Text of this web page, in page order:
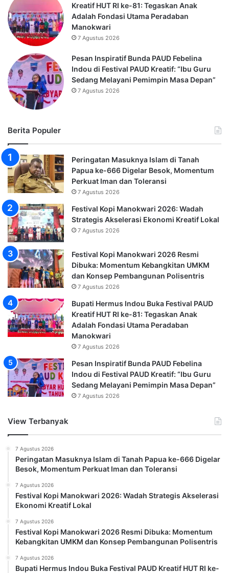
Kreatif HUT RI ke-81: Tegaskan Anak
Adalah Fondasi Utama Peradaban
Manokwari
7 Agustus 2026
Pesan Inspiratif Bunda PAUD Febelina
Indou di Festival PAUD Kreatif: “Ibu Guru
Sedang Melayani Pemimpin Masa Depan”
7 Agustus 2026
Berita Populer
Peringatan Masuknya Islam di Tanah
Papua ke-666 Digelar Besok, Momentum
Perkuat Iman dan Toleransi
7 Agustus 2026
Festival Kopi Manokwari 2026: Wadah
Strategis Akselerasi Ekonomi Kreatif Lokal
7 Agustus 2026
Festival Kopi Manokwari 2026 Resmi
Dibuka: Momentum Kebangkitan UMKM
dan Konsep Pembangunan Polisentris
7 Agustus 2026
Bupati Hermus Indou Buka Festival PAUD
Kreatif HUT RI ke-81: Tegaskan Anak
Adalah Fondasi Utama Peradaban
Manokwari
7 Agustus 2026
Pesan Inspiratif Bunda PAUD Febelina
Indou di Festival PAUD Kreatif: “Ibu Guru
Sedang Melayani Pemimpin Masa Depan”
7 Agustus 2026
View Terbanyak
7 Agustus 2026
Peringatan Masuknya Islam di Tanah Papua ke-666 Digelar
Besok, Momentum Perkuat Iman dan Toleransi
7 Agustus 2026
Festival Kopi Manokwari 2026: Wadah Strategis Akselerasi
Ekonomi Kreatif Lokal
7 Agustus 2026
Festival Kopi Manokwari 2026 Resmi Dibuka: Momentum
Kebangkitan UMKM dan Konsep Pembangunan Polisentris
7 Agustus 2026
Bupati Hermus Indou Buka Festival PAUD Kreatif HUT RI ke-